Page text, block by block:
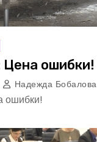
Цена ошибки!
Надежда Бобалова
ошибки!